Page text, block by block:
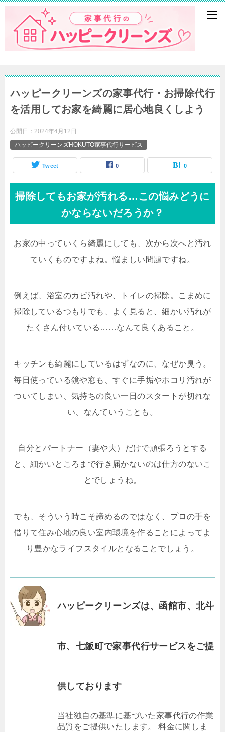
ハッピークリーンズの家事代行・お掃除代行
を活用してお家を綺麗に居心地良くしよう
公開日： 2024年4月12日
ハッピークリーンズHOKUTO家事代行サービス
Tweet 0 0
掃除してもお家が汚れる…この悩みどうに
かならないだろうか？
お家の中っていくら綺麗にしても、次から次へと汚れ
ていくものですよね。悩ましい問題ですね。
例えば、浴室のカビ汚れや、トイレの掃除。こまめに
掃除しているつもりでも、よく見ると、細かい汚れが
たくさん付いている……なんて良くあること。
キッチンも綺麗にしているはずなのに、なぜか臭う。
毎日使っている鏡や窓も、すぐに手垢やホコリ汚れが
ついてしまい、気持ちの良い一日のスタートが切れな
い、なんていうことも。
自分とパートナー（妻や夫）だけで頑張ろうとする
と、細かいところまで行き届かないのは仕方のないこ
とでしょうね。
でも、そういう時こそ諦めるのではなく、プロの手を
借りて住み心地の良い室内環境を作ることによってよ
り豊かなライフスタイルとなることでしょう。
ハッピークリーンズは、函館市、北斗
市、七飯町で家事代行サービスをご提
供しております
当社独自の基準に基づいた家事代行の作業
品質をご提供いたします。 料金に関しま